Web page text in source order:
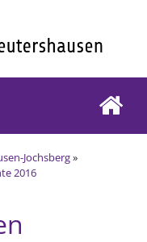
Jochsberg»
2016